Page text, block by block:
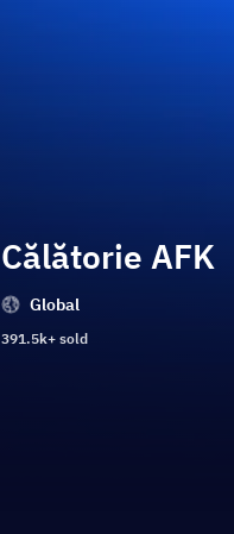
Călătorie AFK
Global
391.5k+ sold